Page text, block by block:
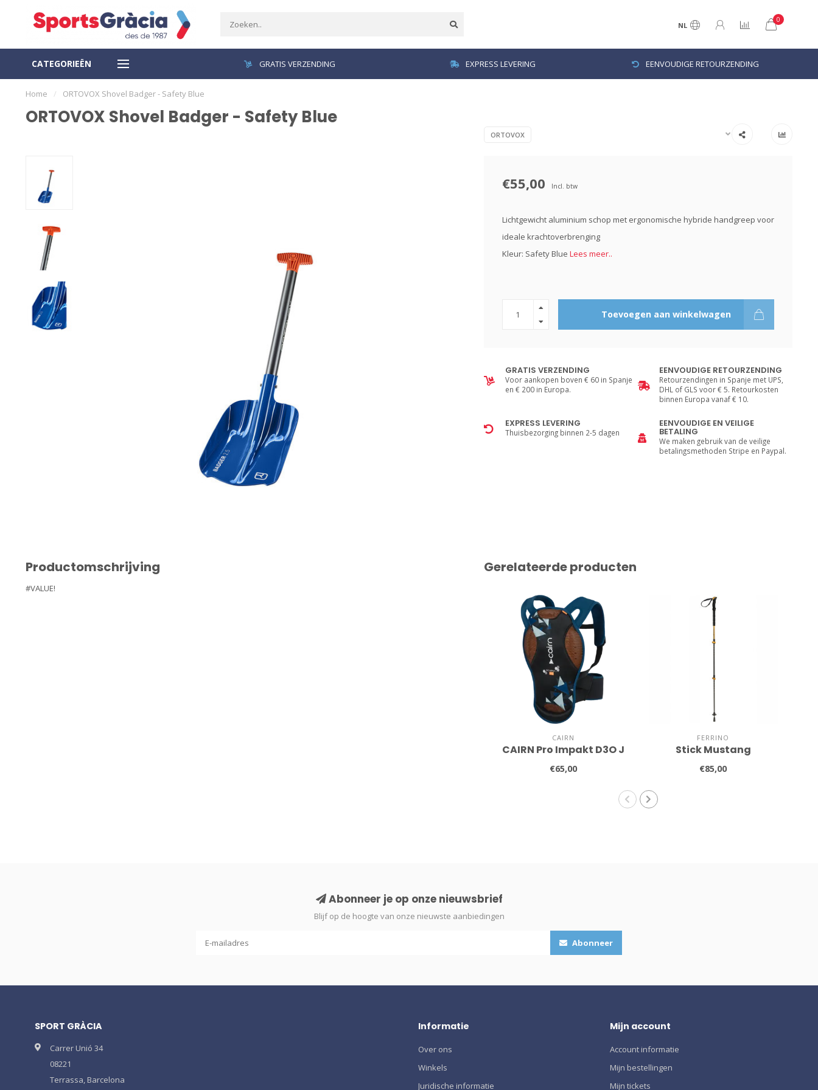
NL
0
CATEGORIEËN
VEILIGE BETALING GRATIS VERZENDING EXPRESS LEVERING EENVOUDIGE RETOURZENDING
Home / ORTOVOX Shovel Badger - Safety Blue
ORTOVOX Shovel Badger - Safety Blue
ORTOVOX
€55,00 Incl. btw
Lichtgewicht aluminium schop met ergonomische hybride handgreep voor
ideale krachtoverbrenging
Kleur: Safety Blue Lees meer..
Toevoegen aan winkelwagen
GRATIS VERZENDING
Voor aankopen boven € 60 in Spanje
en € 200 in Europa.
EENVOUDIGE RETOURZENDING
Retourzendingen in Spanje met UPS,
DHL of GLS voor € 5. Retourkosten
binnen Europa vanaf € 10.
EXPRESS LEVERING
Thuisbezorging binnen 2-5 dagen
EENVOUDIGE EN VEILIGE
BETALING
We maken gebruik van de veilige
betalingsmethoden Stripe en Paypal.
Productomschrijving
#VALUE!
Gerelateerde producten
CAIRN
CAIRN Pro Impakt D3O J
€65,00
FERRINO
Stick Mustang
€85,00
Abonneer je op onze nieuwsbrief
Blijf op de hoogte van onze nieuwste aanbiedingen
Abonneer
SPORT GRÀCIA
Carrer Unió 34
08221
Terrassa, Barcelona
Informatie
Over ons
Winkels
Juridische informatie
Mijn account
Account informatie
Mijn bestellingen
Mijn tickets